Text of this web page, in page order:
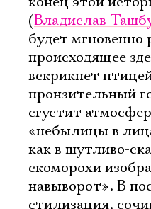
(Владислав
будет мгновенно
происходящее
вскрикнет
пронзительный
сгустит
«небылицы в
как в шутливо-
скоморохи
навыворот». В
стилизация,